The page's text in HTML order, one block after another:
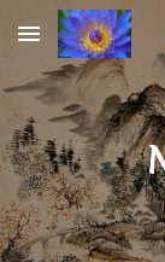
Skip to main